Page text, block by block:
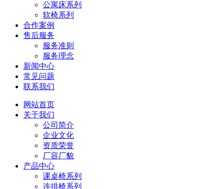
公寓床系列
软椅系列
合作案例
售后服务
服务准则
服务理念
新闻中心
常见问题
联系我们
网站首页
关于我们
公司简介
企业文化
资质荣誉
厂容厂貌
产品中心
课桌椅系列
连排椅系列